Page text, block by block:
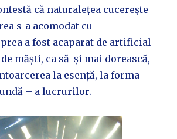
că naturalețea cucerește
s-a acomodat cu
a fost acaparat de artificial
măști, ca să-și mai dorească,
la esență, la forma
– a lucrurilor.